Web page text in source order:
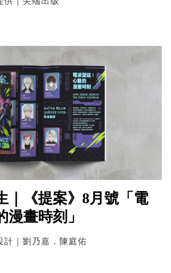
｜《提案》8月號「電
畫時刻」
計｜劉乃嘉．陳庭佑